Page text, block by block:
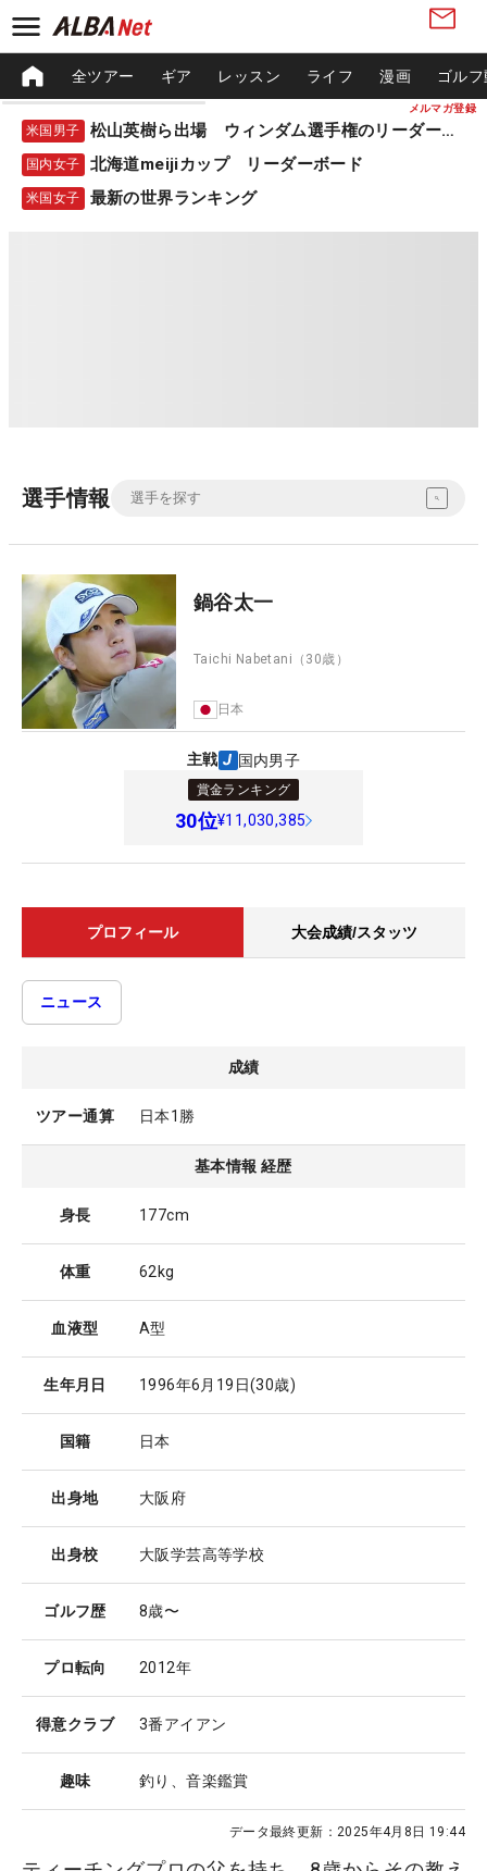
メルマガ登録
全ツアー ギア レッスン ライフ 漫画 ゴル
米国男子 松山英樹ら出場 ウィンダム選手権のリーダーボード
国内女子 北海道meijiカップ リーダーボード
米国女子 最新の世界ランキング
選手情報
鍋谷太一
Taichi Nabetani （30歳）
日本
主戦 国内男子
賞金ランキング
30位¥11,030,385
プロフィール 大会成績/スタッツ
ニュース
成績
ツアー通算 日本1勝
基本情報 経歴
身長 177cm
体重 62kg
血液型 A型
生年月日 1996年6月19日(30歳)
国籍 日本
出身地 大阪府
出身校 大阪学芸高等学校
ゴルフ歴 8歳〜
プロ転向 2012年
得意クラブ 3番アイアン
趣味 釣り、音楽鑑賞
データ最終更新： 2025年4月8日 19:44